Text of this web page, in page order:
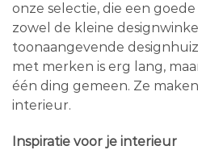
onze selectie, die een
zowel de kleine
toonaangevende
met merken is erg lang,
één ding gemeen. Ze
interieur.
Inspiratie voor je interieur